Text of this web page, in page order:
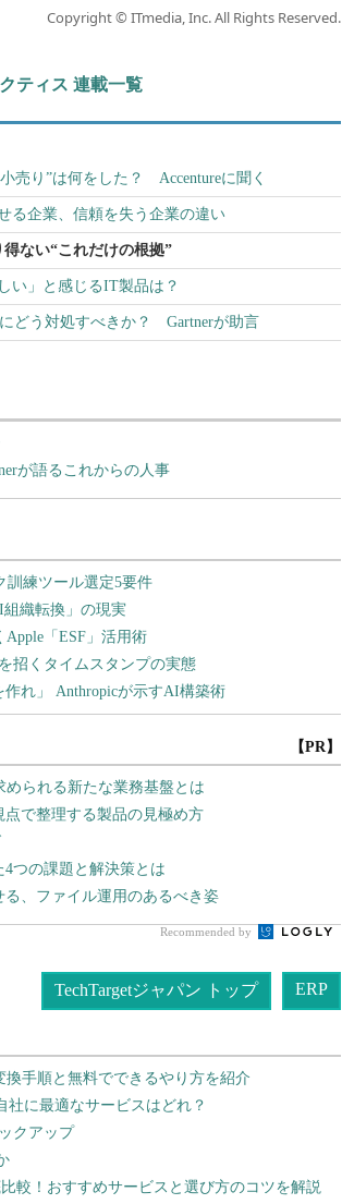
Copyright © ITmedia, Inc. All Rights Reserved.
ティス 連載一覧
売り”は何をした？ Accentureに聞く
る企業、信頼を失う企業の違い
得ない“これだけの根拠”
い」と感じるIT製品は？
どう対処すべきか？ Gartnerが助言
が語るこれからの人事
【PR】
られる新たな業務基盤とは
で整理する製品の見極め方
つの課題と解決策とは
、ファイル運用のあるべき姿
Recommended by
TechTargetジャパン トップ ERP
換手順と無料でできるやり方を紹介
社に最適なサービスはどれ？
クアップ
較！おすすめサービスと選び方のコツを解説